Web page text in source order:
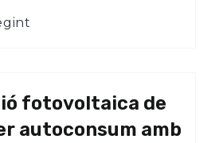
fotovoltaica de
autoconsum amb